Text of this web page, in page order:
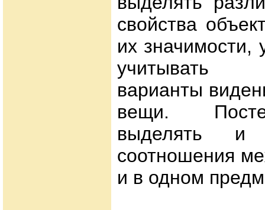
свойства
их значимости,
учитывать
варианты
вещи.
выделять и
соотношения
и в одном